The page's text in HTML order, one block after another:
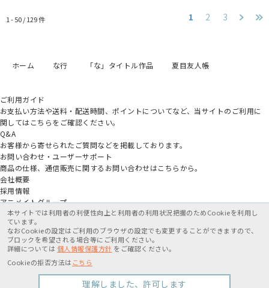
1 - 50 /129件 1 2 3
ホーム な行 「な」タイトル作品 夏目友人帳
ご利用ガイド
お支払い方法や送料・配送時間、ポイントについてなど、当サイトのご利用に
関してはこちらをご確認ください。
Q&A
お客様から寄せられたご質問などを掲載しております。
お問い合わせ・ユーザーサポート
商品の仕様、通信販売に関するお問い合わせはこちらから。
会社概要
採用情報
アニメイトグループ
特定商取引法に基づく表記
Copyright movic Co.,Ltd. 2005-2026
本サイトでは利用者の利便性向上と利用者の利用状況把握のためCookieを利用し
ています。
なおCookieの設定はご利用のブラウザの設定でも変更することができますので、
ブロックを希望される場合等にご利用ください。
詳細については 個人情報保護方針 をご確認ください。
Cookieの拒否方法は こちら
理解しました、許可します